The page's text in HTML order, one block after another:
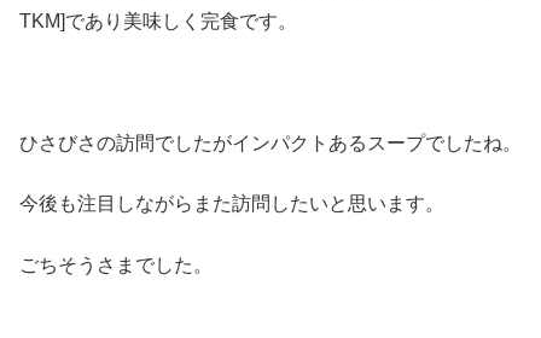
TKM]であり美味しく完食です。
ひさびさの訪問でしたがインパクトあるスープでしたね。
今後も注目しながらまた訪問したいと思います。
ごちそうさまでした。